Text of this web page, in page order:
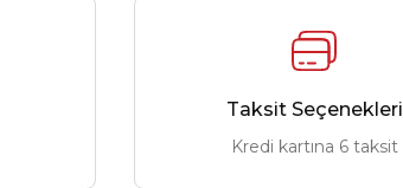
Taksit Seçenekleri
Kredi kartına 6 taksit